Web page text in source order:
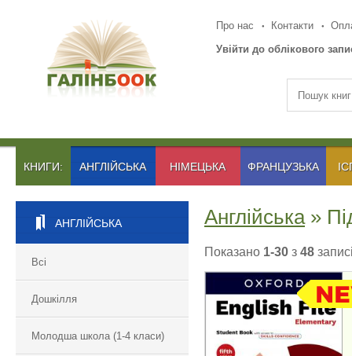
Про нас Контакти
Увійти до облікового
КНИГИ: АНГЛІЙСЬКА НІМЕЦЬКА ФРАНЦУЗЬКА
АНГЛІЙСЬКА
Всі
Дошкілля
Молодша школа (1-4 класи)
Англійська»
Показано 1-30 з 48
ENGLISH FILE 5TH
EDITION